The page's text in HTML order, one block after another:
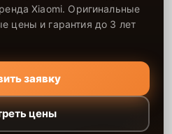
Xiaomi. Оригинальные
цены и гарантия до 3 лет
заявку
цены